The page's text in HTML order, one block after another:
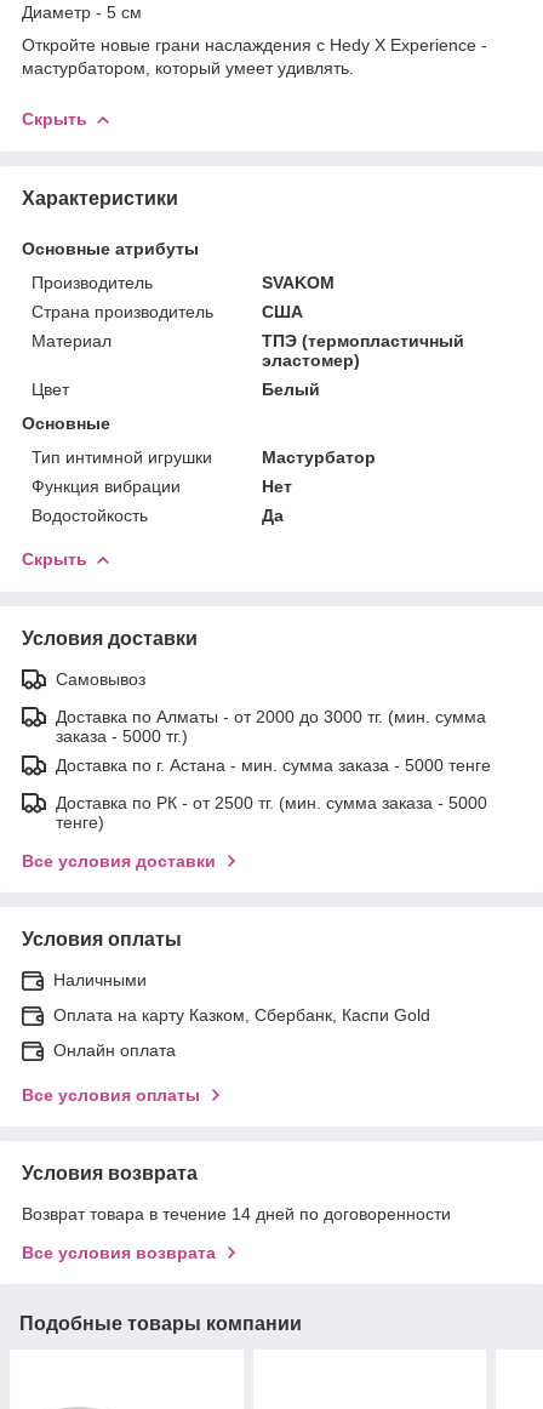
Диаметр - 5 см
Откройте новые грани наслаждения с Hedy X Experience -
мастурбатором, который умеет удивлять.
Скрыть
Характеристики
Основные атрибуты
Производитель
SVAKOM
Страна производитель
США
Материал
ТПЭ (термопластичный
эластомер)
Цвет
Белый
Основные
Тип интимной игрушки
Мастурбатор
Функция вибрации
Нет
Водостойкость
Да
Скрыть
Условия доставки
Самовывоз
Доставка по Алматы - от 2000 до 3000 тг. (мин. сумма
заказа - 5000 тг.)
Доставка по г. Астана - мин. сумма заказа - 5000 тенге
Доставка по РК - от 2500 тг. (мин. сумма заказа - 5000
тенге)
Все условия доставки
Условия оплаты
Наличными
Оплата на карту Казком, Сбербанк, Каспи Gold
Онлайн оплата
Все условия оплаты
Условия возврата
Возврат товара в течение 14 дней по договоренности
Все условия возврата
Подобные товары компании